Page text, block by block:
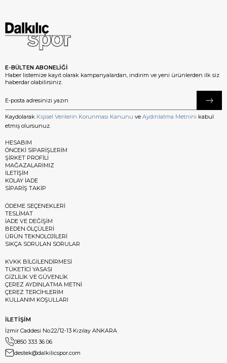
E-BÜLTEN ABONELİĞİ
Haber listemize kayıt olarak kampanyalardan, indirim ve yeni ürünlerden ilk siz
haberdar olabilirsiniz.
Kaydolarak Kişisel Verilerin Korunması Kanunu ve Aydınlatma Metnini kabul
etmiş olursunuz.
HESABIM
ÖNCEKİ SİPARİŞLERİM
ŞİRKET PROFİLİ
MAĞAZALARIMIZ
İLETİŞİM
KOLAY İADE
SİPARİŞ TAKİP
ÖDEME SEÇENEKLERİ
TESLİMAT
İADE VE DEĞİŞİM
BEDEN ÖLÇÜLERİ
ÜRÜN TEKNOLOJİLERİ
SIKÇA SORULAN SORULAR
KVKK BİLGİLENDİRMESİ
TÜKETİCİ YASASI
GİZLİLİK VE GÜVENLİK
ÇEREZ AYDINLATMA METNİ
ÇEREZ TERCİHLERİM
KULLANIM KOŞULLARI
İLETİŞİM
İzmir Caddesi No:22/12-13 Kızılay ANKARA
0850 333 36 06
destek@dalkilicspor.com